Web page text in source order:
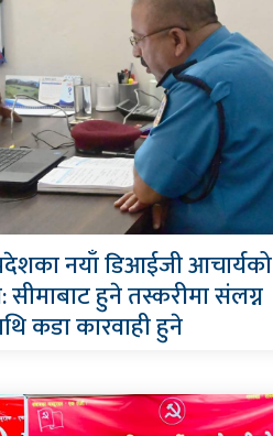
नयाँ डिआईजी आचार्यको
सीमाबाट हुने तस्करीमा संलग्न
कडा कारवाही हुने